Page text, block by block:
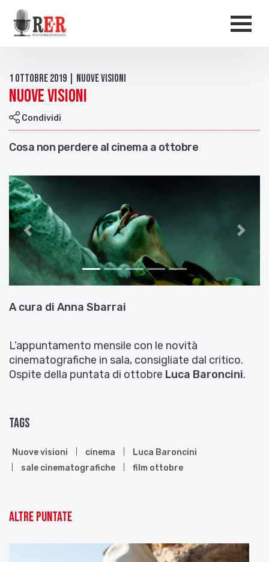
Salta al contenuto principale
1 Ottobre 2019 | Nuove visioni
Nuove Visioni
Condividi
Cosa non perdere al cinema a ottobre
Indietro
A cura di Anna Sbarrai
L’appuntamento mensile con le novità
cinematografiche in sala, consigliate dal critico.
Ospite della puntata di ottobre Luca Baroncini.
Tags
Nuove visioni cinema
Luca Baroncini
sale cinematografiche
film ottobre
Altre puntate